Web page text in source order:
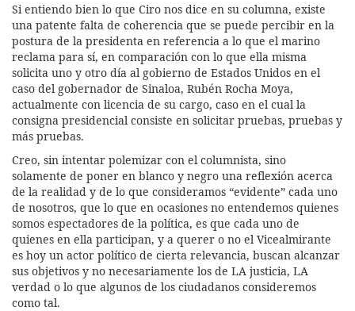
Si entiendo bien lo que Ciro nos dice en su columna, existe
una patente falta de coherencia que se puede percibir en la
postura de la presidenta en referencia a lo que el marino
reclama para sí, en comparación con lo que ella misma
solicita uno y otro día al gobierno de Estados Unidos en el
caso del gobernador de Sinaloa, Rubén Rocha Moya,
actualmente con licencia de su cargo, caso en el cual la
consigna presidencial consiste en solicitar pruebas, pruebas y
más pruebas.
Creo, sin intentar polemizar con el columnista, sino
solamente de poner en blanco y negro una reflexión acerca
de la realidad y de lo que consideramos “evidente” cada uno
de nosotros, que lo que en ocasiones no entendemos quienes
somos espectadores de la política, es que cada uno de
quienes en ella participan, y a querer o no el Vicealmirante
es hoy un actor político de cierta relevancia, buscan alcanzar
sus objetivos y no necesariamente los de LA justicia, LA
verdad o lo que algunos de los ciudadanos consideremos
como tal.